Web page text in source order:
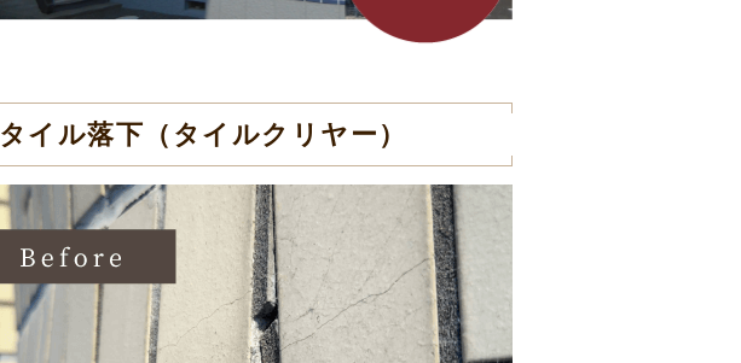
タイル落下（タイルクリヤー）